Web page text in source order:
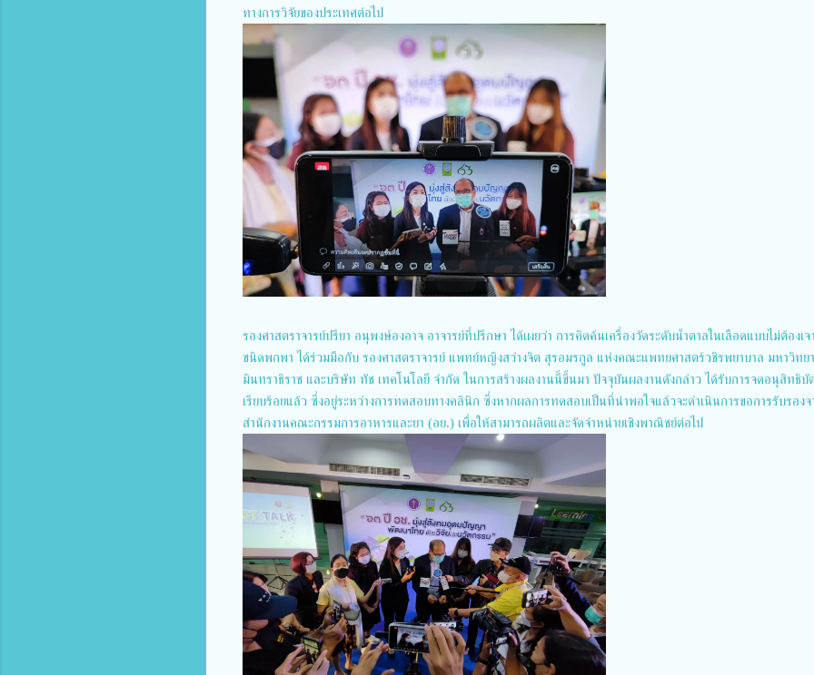
ทางการวิจัยของประเทศต่อไป
รองศาสตราจารย์ปรียา อนุพงษ์องอาจ อาจารย์ที่ปรึกษา ได้เผยว่า การคิดค้นเครื่องวัดระดับน้ำตาลในเลือดแบบไม่ต้องเจ
ชนิดพกพา ได้ร่วมมือกับ รองศาสตราจารย์ แพทย์หญิงสว่างจิต สุรอมรกูล แห่งคณะแพทยศาสตร์วชิรพยาบาล มหาวิทย
มินทราธิราช และบริษัท ทัช เทคโนโลยี จำกัด ในการสร้างผลงานนี้ขึ้นมา ปัจจุบันผลงานดังกล่าว ได้รับการจดอนุสิทธิบั
เรียบร้อยแล้ว ซึ่งอยู่ระหว่างการทดสอบทางคลินิก ซึ่งหากผลการทดสอบเป็นที่น่าพอใจแล้วจะดำเนินการขอการรับรองจ
สำนักงานคณะกรรมการอาหารและยา (อย.) เพื่อให้สามารถผลิตและจัดจำหน่ายเชิงพาณิชย์ต่อไป